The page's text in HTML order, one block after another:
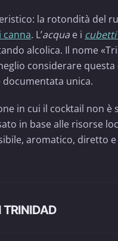
la rotondità del
canna. L’acqua e i
alcolica. Il nome
considerare
unica.
in cui il cocktail non è
in base alle risorse
aromatico, diretto
TRINIDAD